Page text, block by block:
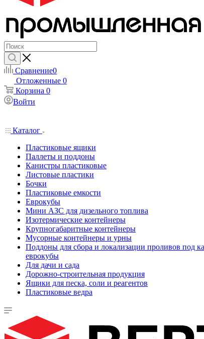
Сравнение0
Отложенные 0
Корзина 0
Войти
Каталог
Пластиковые ящики
Паллеты и поддоны
Канистры пластиковые
Листовые пластики
Бочки
Пластиковые емкости
Еврокубы
Мини АЗС для дизельного топлива
Изотермические контейнеры
Крупногабаритные контейнеры
Мусорные контейнеры и урны
Поддоны для сбора и локализации проливов под
еврокубы
Для дачи и сада
Дорожно-строительная продукция
Ящики для песка, соли и реагентов
Пластиковые ведра